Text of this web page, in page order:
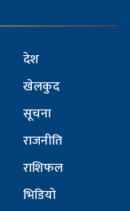
देश
खेलकुद
सूचना
राजनीति
राशिफल
भिडियो